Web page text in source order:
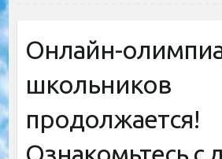
Онлайн-
школьников
продолжается!